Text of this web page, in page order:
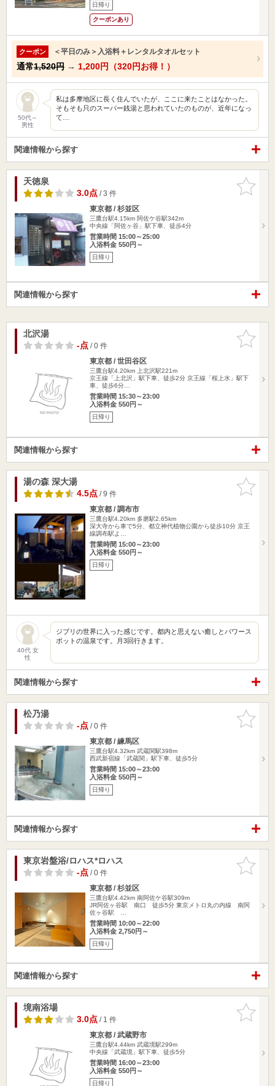
日帰り
クーポンあり
クーポン ＜平日のみ＞入浴料＋レンタルタオルセット
通常1,520円 → 1,200円（320円お得！）
50代～
男性
私は多摩地区に長く住んでいたが、ここに来たことはなかった。
そもそも只のスーパー銭湯と思われていたのものが、近年になっ
て…
関連情報から探す
お気に入
りに追加
天徳泉
3.0点/ 3 件
東京都 / 杉並区
三鷹台駅4.15km 阿佐ケ谷駅342m
中央線「阿佐ヶ谷」駅下車、徒歩4分
営業時間 15:00～25:00
入浴料金 550円～
日帰り
関連情報から探す
お気に入
りに追加
北沢湯
-点/ 0 件
東京都 / 世田谷区
三鷹台駅4.20km
上北沢駅221m
京王線「上北沢」駅下車、徒歩2分 京王線「桜上水」駅下
車、徒歩6分…
営業時間 15:30～23:00
入浴料金 550円～
日帰り
関連情報から探す
お気に入
りに追加
湯の森 深大湯
4.5点/ 9 件
東京都 / 調布市
三鷹台駅4.20km 多磨駅2.65km
深大寺から車で5分、都立神代植物公園から徒歩10分 京王
線調布駅よ…
営業時間 15:00～23:00
入浴料金 550円～
日帰り
40代 女
性
ジブリの世界に入った感じです。都内と思えない癒しとパワース
ポットの温泉です。月3回行きます。
関連情報から探す
お気に入
りに追加
松乃湯
-点/ 0 件
東京都 / 練馬区
三鷹台駅4.32km 武蔵関駅398m
西武新宿線「武蔵関」駅下車、徒歩5分
営業時間 15:00～23:00
入浴料金 550円～
日帰り
関連情報から探す
お気に入
りに追加
東京岩盤浴/ロハス*ロハス
-点/ 0 件
東京都 / 杉並区
三鷹台駅4.42km 南阿佐ケ谷駅309m
JR阿佐ヶ谷駅 南口 徒歩5分 東京メトロ丸の内線 南阿
佐ヶ谷駅 …
営業時間 10:00～22:00
入浴料金 2,750円～
日帰り
関連情報から探す
お気に入
りに追加
境南浴場
3.0点/ 1 件
東京都 / 武蔵野市
三鷹台駅4.44km 武蔵境駅299m
中央線「武蔵境」駅下車、徒歩5分
営業時間 16:00～23:00
入浴料金 550円～
日帰り